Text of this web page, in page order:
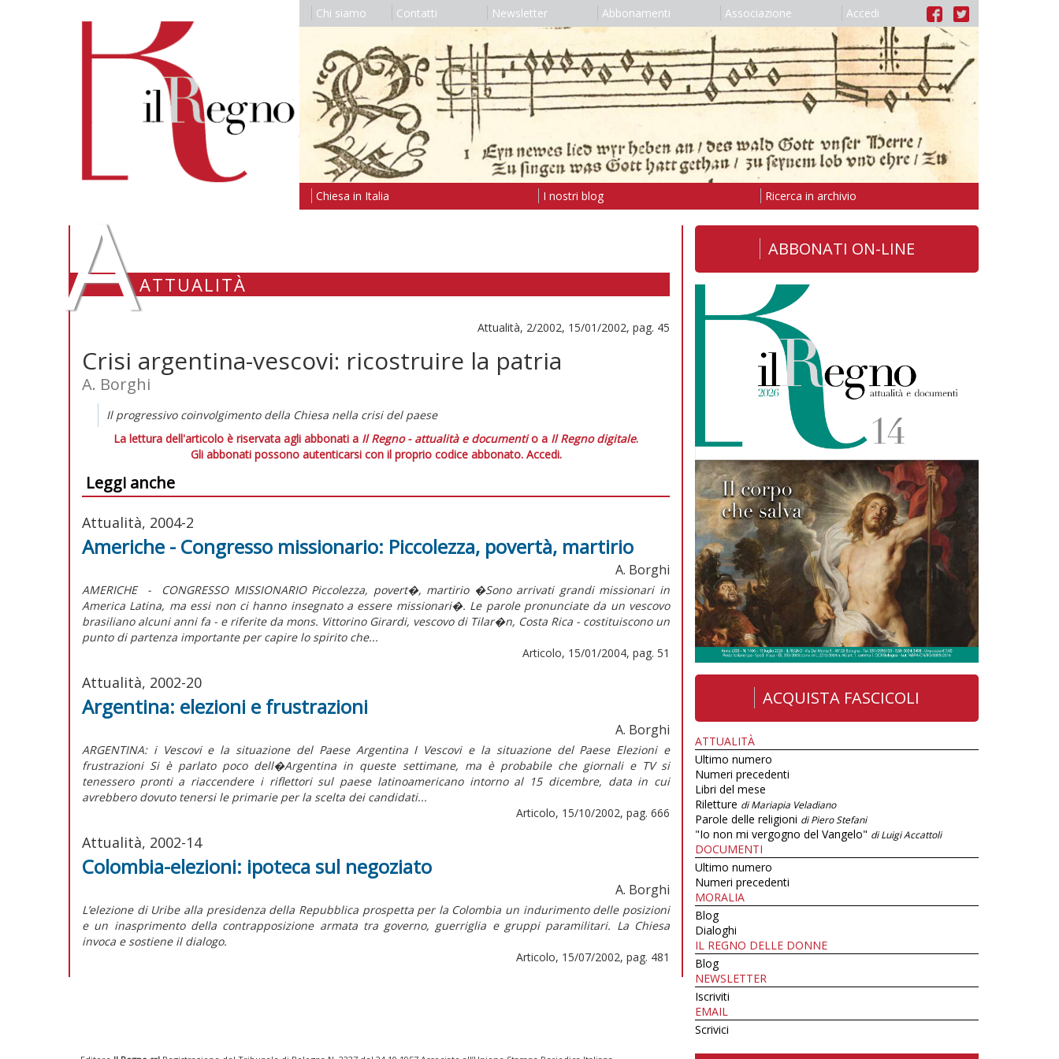
Chi siamo Contatti Newsletter Abbonamenti Associazione Accedi
Chiesa in Italia I nostri blog Ricerca in archivio
AATTUALITÀ
Attualità, 2/2002, 15/01/2002, pag. 45
Crisi argentina-vescovi: ricostruire la patria
A. Borghi
Il progressivo coinvolgimento della Chiesa nella crisi del paese
La lettura dell'articolo è riservata agli abbonati a Il Regno - attualità e documentio a Il Regno digitale.
Gli abbonati possono autenticarsi con il proprio codice abbonato. Accedi.
Leggi anche
Attualità, 2004-2
Americhe - Congresso missionario: Piccolezza, povertà, martirio
A. Borghi
AMERICHE - CONGRESSO MISSIONARIO Piccolezza, povert�, martirio �Sono arrivati grandi missionari in
America Latina, ma essi non ci hanno insegnato a essere missionari�. Le parole pronunciate da un vescovo
brasiliano alcuni anni fa - e riferite da mons. Vittorino Girardi, vescovo di Tilar�n, Costa Rica - costituiscono un
punto di partenza importante per capire lo spirito che...
Articolo, 15/01/2004, pag. 51
Attualità, 2002-20
Argentina: elezioni e frustrazioni
A. Borghi
ARGENTINA: i Vescovi e la situazione del Paese Argentina I Vescovi e la situazione del Paese Elezioni e
frustrazioni Si è parlato poco dell�Argentina in queste settimane, ma è probabile che giornali e TV si
tenessero pronti a riaccendere i riflettori sul paese latinoamericano intorno al 15 dicembre, data in cui
avrebbero dovuto tenersi le primarie per la scelta dei candidati...
Articolo, 15/10/2002, pag. 666
Attualità, 2002-14
Colombia-elezioni: ipoteca sul negoziato
A. Borghi
L’elezione di Uribe alla presidenza della Repubblica prospetta per la Colombia un indurimento delle posizioni
e un inasprimento della contrapposizione armata tra governo, guerriglia e gruppi paramilitari. La Chiesa
invoca e sostiene il dialogo.
Articolo, 15/07/2002, pag. 481
ABBONATI ON-LINE
ACQUISTA FASCICOLI
ATTUALITÀ
Ultimo numero
Numeri precedenti
Libri del mese
Riletture di Mariapia Veladiano
Parole delle religioni di Piero Stefani
"Io non mi vergogno del Vangelo" di Luigi Accattoli
DOCUMENTI
Ultimo numero
Numeri precedenti
MORALIA
Blog
Dialoghi
IL REGNO DELLE DONNE
Blog
NEWSLETTER
Iscriviti
EMAIL
Scrivici